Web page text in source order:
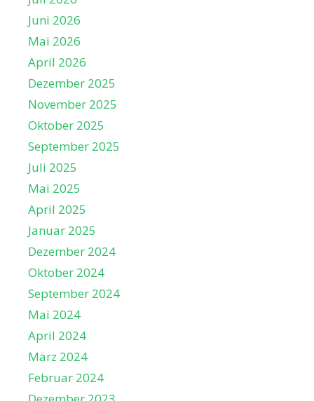
Juni 2026
Mai 2026
April 2026
Dezember 2025
November 2025
Oktober 2025
September 2025
Juli 2025
Mai 2025
April 2025
Januar 2025
Dezember 2024
Oktober 2024
September 2024
Mai 2024
April 2024
März 2024
Februar 2024